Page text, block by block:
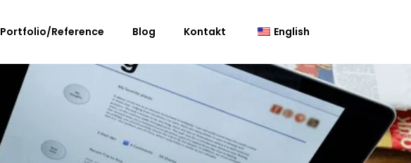
Portfolio/Reference Blog Kontakt English